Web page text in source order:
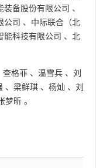
装备股份有限公司 、
公司 、 中际联合（北
能科技有限公司 、 北
查格菲 、 温雪兵 、 刘
、 梁鲜琪 、 杨灿 、 刘
梦昕 。